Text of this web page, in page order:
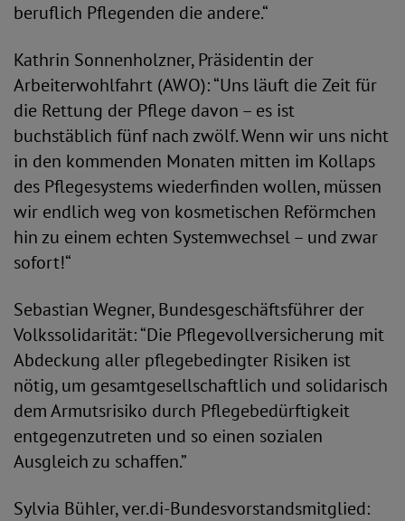
beruflich Pflegenden die andere.“
Kathrin Sonnenholzner, Präsidentin der
Arbeiterwohlfahrt (AWO): “Uns läuft die Zeit für
die Rettung der Pflege davon – es ist
buchstäblich fünf nach zwölf. Wenn wir uns nicht
in den kommenden Monaten mitten im Kollaps
des Pflegesystems wiederfinden wollen, müssen
wir endlich weg von kosmetischen Reförmchen
hin zu einem echten Systemwechsel – und zwar
sofort!“
Sebastian Wegner, Bundesgeschäftsführer der
Volkssolidarität: “Die Pflegevollversicherung mit
Abdeckung aller pflegebedingter Risiken ist
nötig, um gesamtgesellschaftlich und solidarisch
dem Armutsrisiko durch Pflegebedürftigkeit
entgegenzutreten und so einen sozialen
Ausgleich zu schaffen.”
Sylvia Bühler, ver.di-Bundesvorstandsmitglied: